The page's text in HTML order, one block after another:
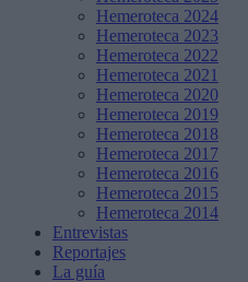
Hemeroteca 2024
Hemeroteca 2023
Hemeroteca 2022
Hemeroteca 2021
Hemeroteca 2020
Hemeroteca 2019
Hemeroteca 2018
Hemeroteca 2017
Hemeroteca 2016
Hemeroteca 2015
Hemeroteca 2014
Entrevistas
Reportajes
La guía